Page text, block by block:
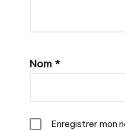
Nom *
Enregistrer mon